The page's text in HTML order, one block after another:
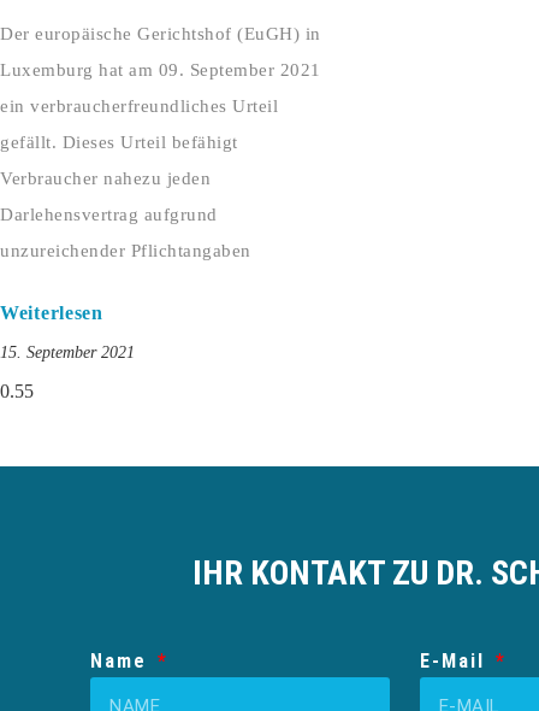
Der europäische Gerichtshof (EuGH) in
Luxemburg hat am 09. September 2021
ein verbraucherfreundliches Urteil
gefällt. Dieses Urteil befähigt
Verbraucher nahezu jeden
Darlehensvertrag aufgrund
unzureichender Pflichtangaben
Weiterlesen
15. September 2021
IHR KONTAKT ZU DR.
Name E-Mail